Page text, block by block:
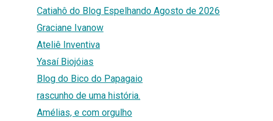
Catiahô do Blog Espelhando Agosto de 2026
Graciane Ivanow
Ateliê Inventiva
Yasaí Biojóias
Blog do Bico do Papagaio
rascunho de uma história.
Amélias, e com orgulho